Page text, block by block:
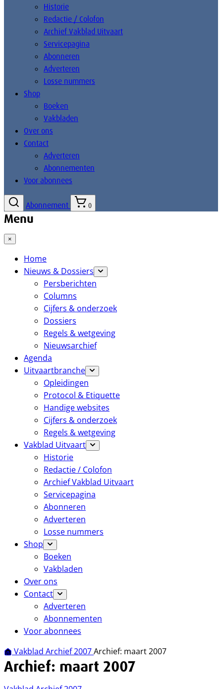
Historie
Redactie / Colofon
Archief Vakblad Uitvaart
Servicepagina
Abonneren
Adverteren
Losse nummers
Shop
Boeken
Vakbladen
Over ons
Contact
Adverteren
Abonnementen
Voor abonnees
Abonnement 0
Menu
×
Home
Nieuws & Dossiers
Persberichten
Columns
Cijfers & onderzoek
Dossiers
Regels & wetgeving
Nieuwsarchief
Agenda
Uitvaartbranche
Opleidingen
Protocol & Etiquette
Handige websites
Cijfers & onderzoek
Regels & wetgeving
Vakblad Uitvaart
Historie
Redactie / Colofon
Archief Vakblad Uitvaart
Servicepagina
Abonneren
Adverteren
Losse nummers
Shop
Boeken
Vakbladen
Over ons
Contact
Adverteren
Abonnementen
Voor abonnees
Vakblad Archief 2007Archief: maart 2007
Archief: maart 2007